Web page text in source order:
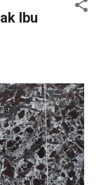
Ibu